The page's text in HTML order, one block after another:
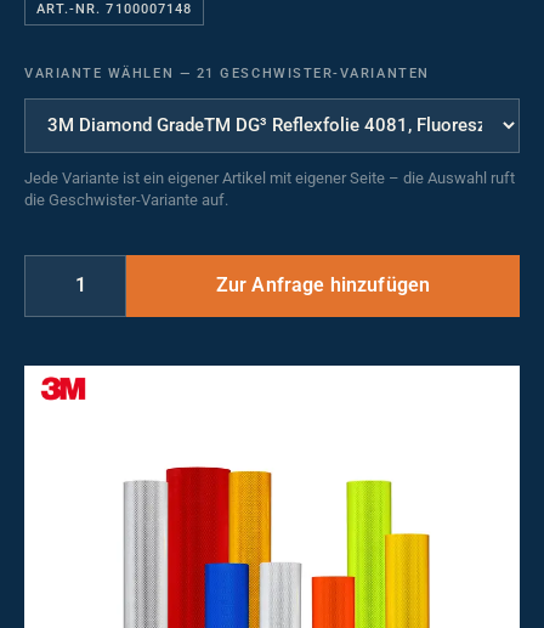
ART.-NR. 7100007148
VARIANTE WÄHLEN — 21 GESCHWISTER-VARIANTEN
Jede Variante ist ein eigener Artikel mit eigener Seite – die Auswahl ruft
die Geschwister-Variante auf.